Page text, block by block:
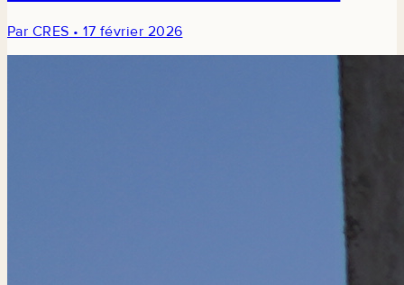
DÉCISION PUBLIQUE
Par CRES • 17 février 2026